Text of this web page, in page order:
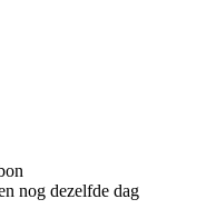
nog dezelfde dag